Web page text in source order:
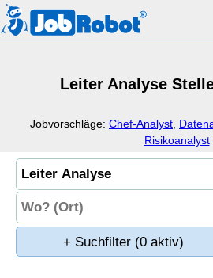
Leiter Analyse
Jobvorschläge: Chef-Analyst
Risikoanalyst
+ Suchfilter (0 aktiv)